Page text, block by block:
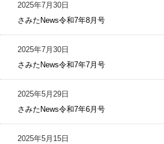
2025年7月30日
さみたNews令和7年8月号
2025年7月30日
さみたNews令和7年7月号
2025年5月29日
さみたNews令和7年6月号
2025年5月15日